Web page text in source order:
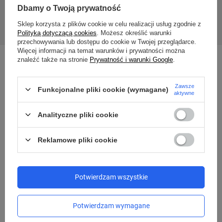
Zapisz się
515 100 008
sklep@niedajsieokrasc.pl
Red Bird Sp. z o.o.,
Dbamy o Twoją prywatność
Sklep korzysta z plików cookie w celu realizacji usług zgodnie z
Polityką dotyczącą cookies . Możesz określić warunki
przechowywania lub dostępu do cookie w Twojej przeglądarce.
Więcej informacji na temat warunków i prywatności można
znaleźć także na stronie Prywatność i warunki Google
Funkcjonalne pliki cookie (wymagane)
Zawsze
aktywne
Analityczne pliki cookie
Reklamowe pliki cookie
Potwierdzam wymagane
Potwierdzam wszystkie